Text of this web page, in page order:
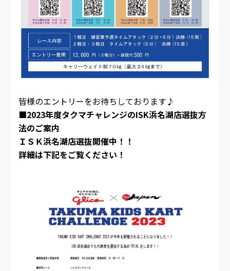
皆様のエントリーをお待ちしております♪
■2023年度タクマチャレンジのISK浜名湖店選抜方
法のご案内
ＩＳＫ浜名湖店選抜開催中！！
詳細は下記をご覧ください！